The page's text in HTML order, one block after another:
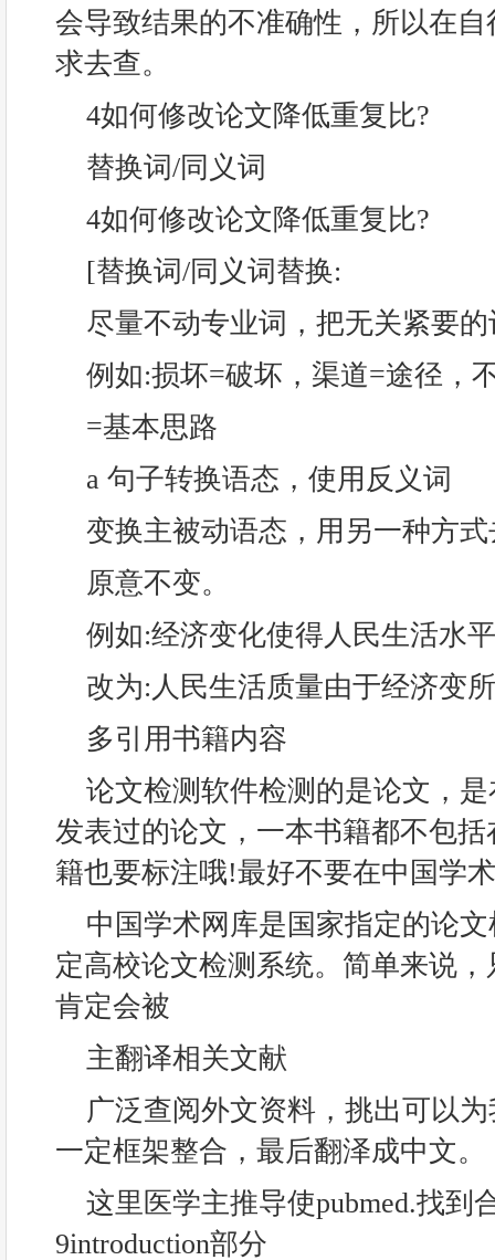
会导致结果的不准确性，所以在
求去查。
4如何修改论文降低重复比?
替换词/同义词
4如何修改论文降低重复比?
[替换词/同义词替换:
尽量不动专业词，把无关紧要
例如:损坏=破坏，渠道=途径，
=基本思路
a 句子转换语态，使用反义词
变换主被动语态，用另一种方
原意不变。
例如:经济变化使得人民生活水
改为:人民生活质量由于经济变
多引用书籍内容
论文检测软件检测的是论文，
发表过的论文，一本书籍都不包
籍也要标注哦!最好不要在中国学
中国学术网库是国家指定的论
定高校论文检测系统。简单来说
肯定会被
主翻译相关文献
广泛查阅外文资料，挑出可以
一定框架整合，最后翻泽成中文。
这里医学主推导使pubmed.找到
9introduction部分